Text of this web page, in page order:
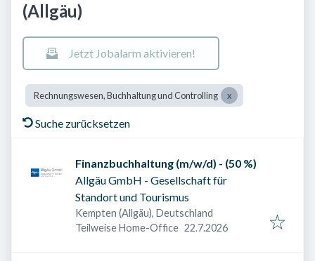
(Allgäu)
Jetzt Jobalarm aktivieren!
Rechnungswesen, Buchhaltung und Controlling
Suche zurücksetzen
Finanzbuchhaltung (m/w/d) - (50 %)
Allgäu GmbH - Gesellschaft für
Standort und Tourismus
Kempten (Allgäu), Deutschland
Teilweise Home-Office Veröffentlicht am
22.7.2026